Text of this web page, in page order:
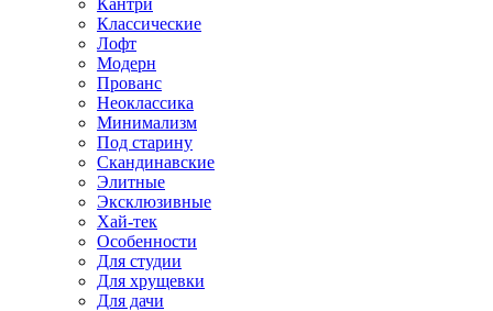
Кантри
Классические
Лофт
Модерн
Прованс
Неоклассика
Минимализм
Под старину
Скандинавские
Элитные
Эксклюзивные
Хай-тек
Особенности
Для студии
Для хрущевки
Для дачи